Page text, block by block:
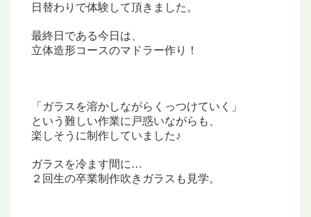
日替わりで体験して頂きました。
最終日である今日は、
立体造形コースのマドラー作り！
「ガラスを溶かしながらくっつけていく」
という難しい作業に戸惑いながらも、
楽しそうに制作していました♪
ガラスを冷ます間に…
２回生の卒業制作吹きガラスも見学。